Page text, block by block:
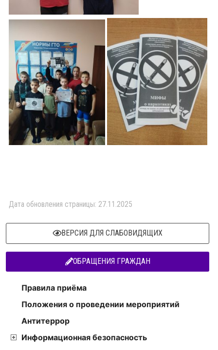
Дата обновления страницы: 27.11.2025
ВЕРСИЯ ДЛЯ СЛАБОВИДЯЩИХ
ОБРАЩЕНИЯ ГРАЖДАН
Правила приёма
Положения о проведении мероприятий
Антитеррор
Информационная безопасность